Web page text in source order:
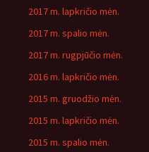
2017 m. lapkričio mėn.
2017 m. spalio mėn.
2017 m. rugpjūčio mėn.
2016 m. lapkričio mėn.
2015 m. gruodžio mėn.
2015 m. lapkričio mėn.
2015 m. spalio mėn.